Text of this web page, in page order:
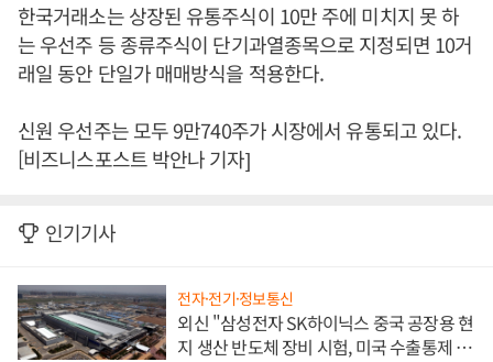
한국거래소는 상장된 유통주식이 10만 주에 미치지 못 하
는 우선주 등 종류주식이 단기과열종목으로 지정되면 10거
래일 동안 단일가 매매방식을 적용한다.
신원 우선주는 모두 9만740주가 시장에서 유통되고 있다.
[비즈니스포스트 박안나 기자]
인기기사
전자·전기·정보통신
외신 "삼성전자 SK하이닉스 중국 공장용 현
지 생산 반도체 장비 시험, 미국 수출통제 대